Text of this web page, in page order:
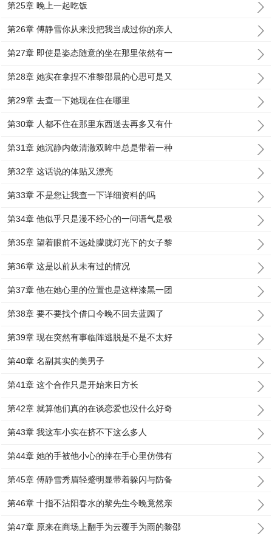
第25章 晚上一起吃饭
第26章 傅静雪你从来没把我当成过你的亲人
第27章 即使是姿态随意的坐在那里依然有一
第28章 她实在拿捏不准黎邵晨的心思可是又
第29章 去查一下她现在住在哪里
第30章 人都不住在那里东西送去再多又有什
第31章 她沉静内敛清澈双眸中总是带着一种
第32章 这话说的体贴又漂亮
第33章 不是您让我查一下详细资料的吗
第34章 他似乎只是漫不经心的一问语气是极
第35章 望着眼前不远处朦胧灯光下的女子黎
第36章 这是以前从未有过的情况
第37章 他在她心里的位置也是这样漆黑一团
第38章 要不要找个借口今晚不回去蓝园了
第39章 现在突然有事临阵逃脱是不是不太好
第40章 名副其实的美男子
第41章 这个合作只是开始来日方长
第42章 就算他们真的在谈恋爱也没什么好奇
第43章 我这车小实在挤不下这么多人
第44章 她的手被他小心的捧在手心里仿佛有
第45章 傅静雪秀眉轻蹙明显带着躲闪与防备
第46章 十指不沾阳春水的黎先生今晚竟然亲
第47章 原来在商场上翻手为云覆手为雨的黎邵